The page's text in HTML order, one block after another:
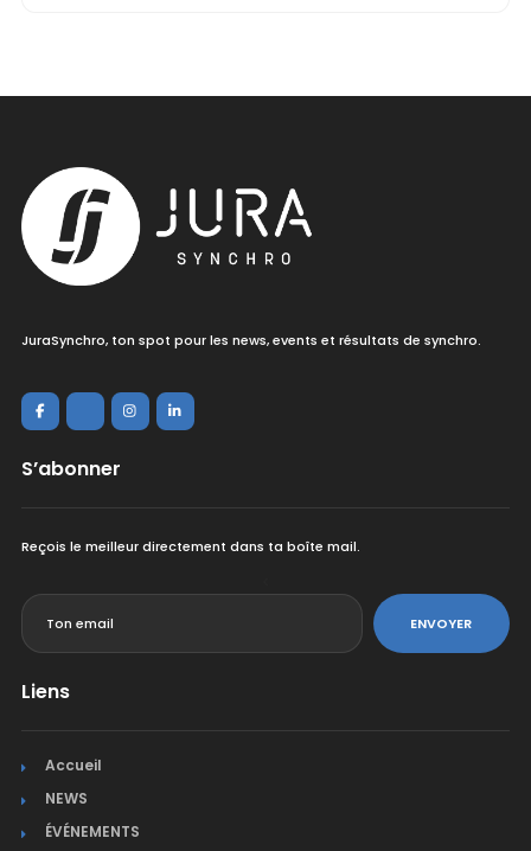
JuraSynchro, ton spot pour les news, events et résultats de synchro.
S’abonner
Reçois le meilleur directement dans ta boîte mail.
ENVOYER
Liens
Accueil
NEWS
ÉVÉNEMENTS